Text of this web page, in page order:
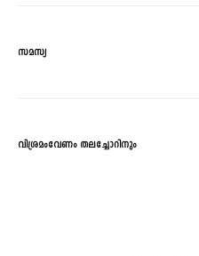
സമസ്യ
വിശ്രമംവേണം തലച്ചോറിനും